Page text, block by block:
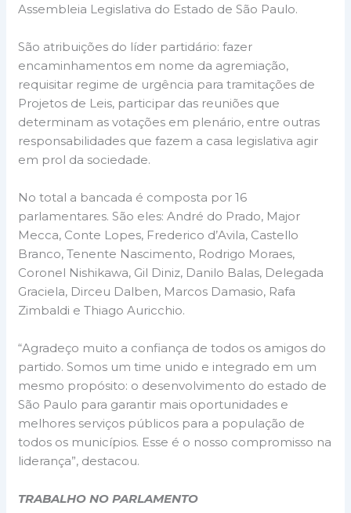
Assembleia Legislativa do Estado de São Paulo.
São atribuições do líder partidário: fazer
encaminhamentos em nome da agremiação,
requisitar regime de urgência para tramitações de
Projetos de Leis, participar das reuniões que
determinam as votações em plenário, entre outras
responsabilidades que fazem a casa legislativa agir
em prol da sociedade.
No total a bancada é composta por 16
parlamentares. São eles: André do Prado, Major
Mecca, Conte Lopes, Frederico d’Avila, Castello
Branco, Tenente Nascimento, Rodrigo Moraes,
Coronel Nishikawa, Gil Diniz, Danilo Balas, Delegada
Graciela, Dirceu Dalben, Marcos Damasio, Rafa
Zimbaldi e Thiago Auricchio.
“Agradeço muito a confiança de todos os amigos do
partido. Somos um time unido e integrado em um
mesmo propósito: o desenvolvimento do estado de
São Paulo para garantir mais oportunidades e
melhores serviços públicos para a população de
todos os municípios. Esse é o nosso compromisso na
liderança”, destacou.
TRABALHO NO PARLAMENTO